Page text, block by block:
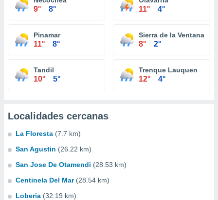
9° 8° 11° 4°
Pinamar
11° 8°
Sierra de la Ventana
8° 2°
Tandil
10° 5°
Trenque Lauquen
12° 4°
Localidades cercanas
La Floresta (7.7 km)
San Agustin (26.22 km)
San Jose De Otamendi (28.53 km)
Centinela Del Mar (28.54 km)
Loberia (32.19 km)